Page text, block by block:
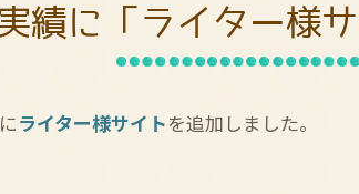
績に「ライター様
ライター様サイトを追加しました。